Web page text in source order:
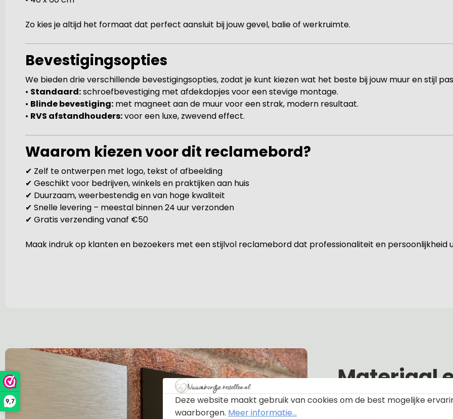
9,7
Zo kies je altijd het formaat dat perfect aansluit bij jouw gevel, balie of werkruimte.
Bevestigingsopties
We bieden drie verschillende bevestigingsopties, zodat je kunt kiezen wat het beste bij jouw muur en stijl
• Standaard:schroefbevestiging met afdekdopjes voor een stevige montage.
• Blinde bevestiging: met magneet aan de muur voor een strak, modern resultaat.
• RVS afstandhouders:voor een luxe, zwevend effect.
Waarom kiezen voor dit reclamebord?
✔ Zelf te ontwerpen met logo, tekst of afbeelding
✔ Geschikt voor bedrijven, winkels en praktijken aan huis
✔ Duurzaam, weerbestendig en van hoge kwaliteit
✔ Snelle levering – meestal binnen 24 uur verzonden
✔ Gratis verzending vanaf €50
Maak indruk op klanten en bezoekers met een stijlvol reclamebord dat professionaliteit en persoonlijkheid
Materiaal
Deze website maakt gebruik van cookies om de best mogelijke
waarborgen. Meer informatie...